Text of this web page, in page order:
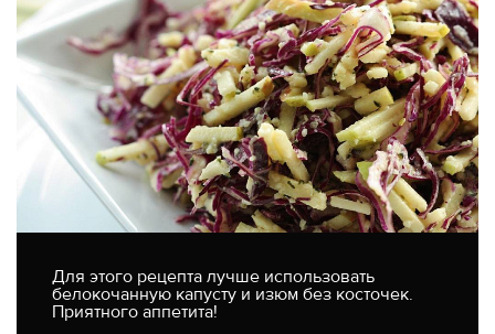
Для этого рецепта лучше использовать
белокочанную капусту и изюм без косточек.
Приятного аппетита!